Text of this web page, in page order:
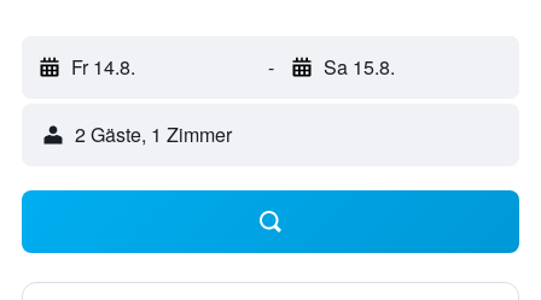
Fr 14.8. - Sa 15.8.
2 Gäste, 1 Zimmer